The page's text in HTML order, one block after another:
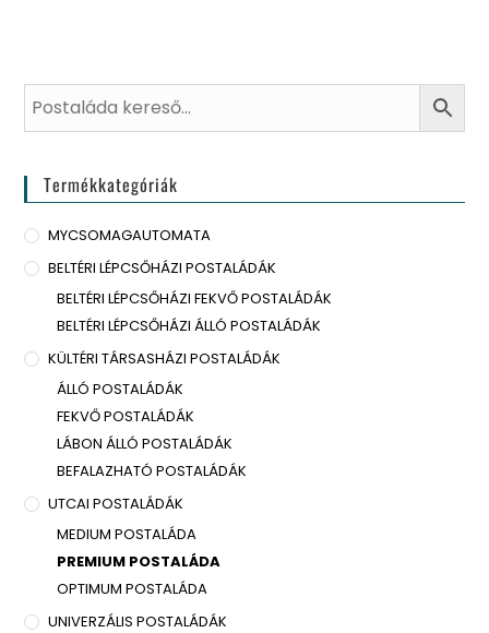
Termékkategóriák
MYCSOMAGAUTOMATA
BELTÉRI LÉPCSŐHÁZI POSTALÁDÁK
BELTÉRI LÉPCSŐHÁZI FEKVŐ POSTALÁDÁK
BELTÉRI LÉPCSŐHÁZI ÁLLÓ POSTALÁDÁK
KÜLTÉRI TÁRSASHÁZI POSTALÁDÁK
ÁLLÓ POSTALÁDÁK
FEKVŐ POSTALÁDÁK
LÁBON ÁLLÓ POSTALÁDÁK
BEFALAZHATÓ POSTALÁDÁK
UTCAI POSTALÁDÁK
MEDIUM POSTALÁDA
PREMIUM POSTALÁDA
OPTIMUM POSTALÁDA
UNIVERZÁLIS POSTALÁDÁK